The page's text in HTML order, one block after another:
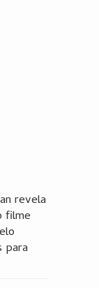
revela
filme
para